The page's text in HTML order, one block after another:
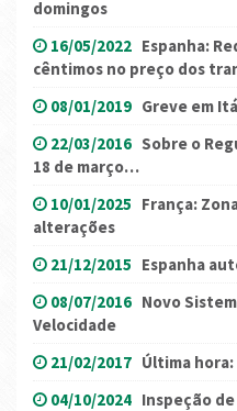
domingos
16/05/2022 Espanha:
cêntimos no preço dos
08/01/2019 Greve em
22/03/2016 Sobre o
18 de março…
10/01/2025 França:
alterações
21/12/2015 Espanha
08/07/2016 Novo
Velocidade
21/02/2017 Última
04/10/2024 Inspeção de